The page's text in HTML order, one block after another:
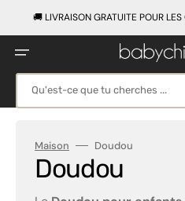
au
🚚 LIVRAISON GRATUITE POUR
Qu'est-ce que tu cherches ...
Maison Doudou
Collection:
Doudou